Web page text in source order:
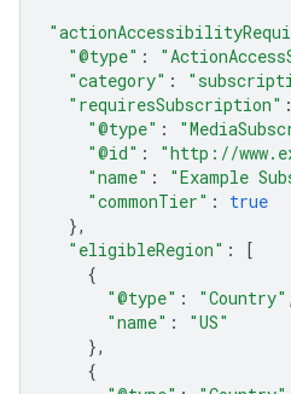
"@type" :
"category" :
"requiresSubscription" :
"@type" :
"@id" :
"http://
"name" : "Example
"commonTier" :
true
},
"eligibleRegion" :
[
{
"@type" : "Country" ,
"name" :
"US"
},
{